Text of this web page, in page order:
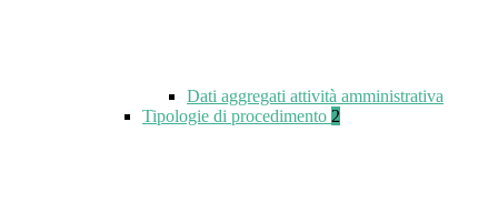
Dati aggregati attività amministrativa
Tipologie di procedimento 2